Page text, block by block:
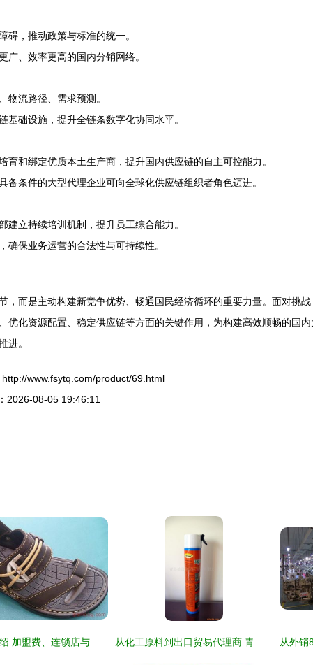
，推动政策与标准的统一。
、效率更高的国内分销网络。
物流路径、需求预测。
础设施，提升全链条数字化协同水平。
和绑定优质本土生产商，提升国内供应链的自主可控能力。
条件的大型代理企业可向全球化供应链组织者角色迈进。
立持续培训机制，提升员工综合能力。
保业务运营的合法性与可持续性。
而是主动构建新竞争优势、畅通国民经济循环的重要力量。面对挑战
化资源配置、稳定供应链等方面的关键作用，为构建高效顺畅的国
进。
www.fsytq.com/product/69.html
2026-08-05 19:46:11